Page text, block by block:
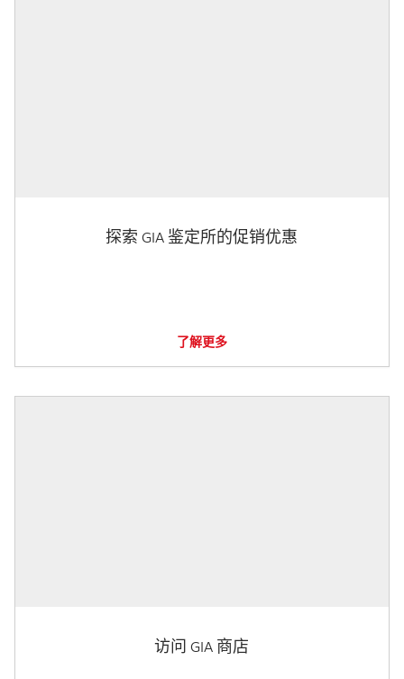
探索 GIA 鉴定所的促销优惠
了解更多
访问 GIA 商店